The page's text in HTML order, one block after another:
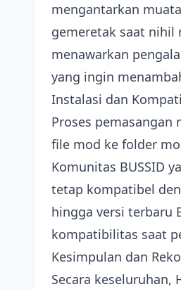
mengantarkan
gemeretak saat nihil
menawarkan
yang ingin
Instalasi dan
Proses
file mod ke folder
Komunitas BUSSID
tetap kompatibel
hingga versi terbaru
kompatibilitas saat
Kesimpulan dan
Secara keseluruhan,